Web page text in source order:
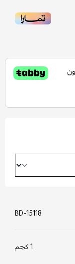
BD-15118
1 كجم